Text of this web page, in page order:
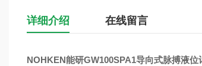
详细介绍 在线留言
NOHKEN能研GW100SPA1导向式脉搏液位